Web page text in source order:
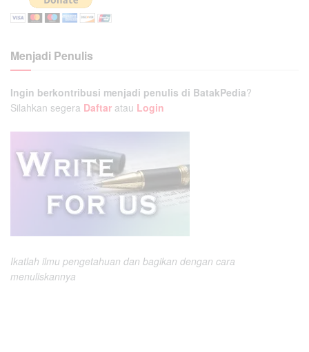
Menjadi Penulis
Ingin berkontribusi menjadi penulis di BatakPedia?
Silahkan segera Daftar atau Login
Ikatlah ilmu pengetahuan dan bagikan dengan cara
menuliskannya